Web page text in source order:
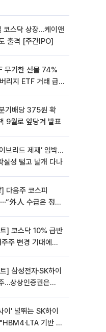
코스닥 상장…케이앤
출격 [주간IPO]
무기한 선물 74%
리지 ETF 거래 급
기배당 375원 확
9월로 앞당겨 발표
브리드 제재’ 임박…
실성 털고 날개 다나
다음주 코스피
外人 수급은 정책
] 코스닥 10% 급반
주 변경 기대에
] 삼성전자·SK하이
…상상인증권은
이' 널뛰는 SK하이
기반 펀